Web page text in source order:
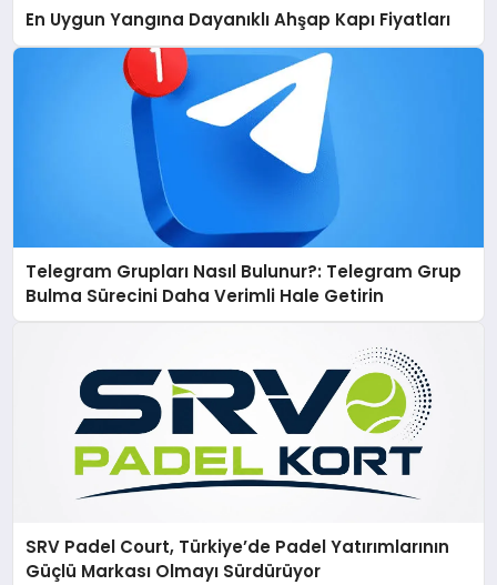
En Uygun Yangına Dayanıklı Ahşap Kapı Fiyatları
Telegram Grupları Nasıl Bulunur?: Telegram Grup
Bulma Sürecini Daha Verimli Hale Getirin
SRV Padel Court, Türkiye’de Padel Yatırımlarının
Güçlü Markası Olmayı Sürdürüyor